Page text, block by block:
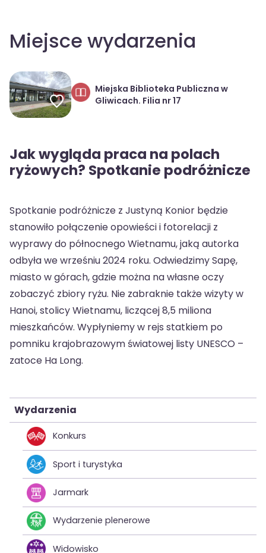
Miejsce wydarzenia
Miejska Biblioteka Publiczna w
Gliwicach. Filia nr 17
Jak wygląda praca na polach
ryżowych? Spotkanie podróżnicze
Spotkanie podróżnicze z Justyną Konior będzie
stanowiło połączenie opowieści i fotorelacji z
wyprawy do północnego Wietnamu, jaką autorka
odbyła we wrześniu 2024 roku. Odwiedzimy Sapę,
miasto w górach, gdzie można na własne oczy
zobaczyć zbiory ryżu. Nie zabraknie także wizyty w
Hanoi, stolicy Wietnamu, liczącej 8,5 miliona
mieszkańców. Wypłyniemy w rejs statkiem po
pomniku krajobrazowym światowej listy UNESCO –
zatoce Ha Long.
Wydarzenia
Konkurs
Sport i turystyka
Jarmark
Wydarzenie plenerowe
Widowisko